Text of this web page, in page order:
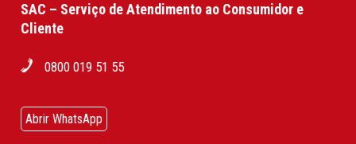
SAC – Serviço de Atendimento ao Consumidor e
Cliente
0800 019 51 55
Abrir WhatsApp